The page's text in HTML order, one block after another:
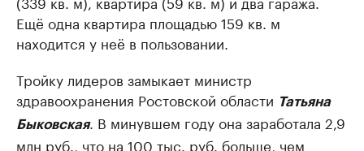
Ещё одна квартира площадью 159 кв. м
находится у неё в пользовании.
Тройку лидеров замыкает министр
здравоохранения Ростовской области Татьяна
Быковская. В минувшем году она заработала 2,9
млн руб., что на 100 тыс. руб. больше, чем